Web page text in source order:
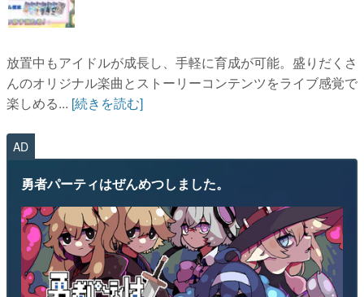
電ファミニコゲーマーとは？
放置中もアイドルが成長し、手軽に育成が可能。盛りだくさ
んのオリジナル楽曲とストーリーコンテンツをライブ感覚で
楽しめる... [続きを読む]
AD
勇者パーティはぜんめつしました。